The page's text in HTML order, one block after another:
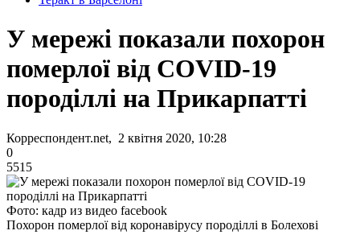
У мережі показали похорон
померлої від COVID-19
породіллі на Прикарпатті
Корреспондент.net, 2 квітня 2020, 10:28
0
5515
Фото: кадр из видео facebook
Похорон померлої від коронавірусу породіллі в Болехові